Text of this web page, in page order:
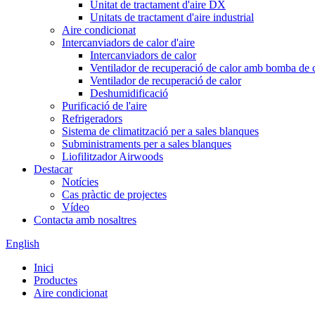
Unitat de tractament d'aire DX
Unitats de tractament d'aire industrial
Aire condicionat
Intercanviadors de calor d'aire
Intercanviadors de calor
Ventilador de recuperació de calor amb bomba de
Ventilador de recuperació de calor
Deshumidificació
Purificació de l'aire
Refrigeradors
Sistema de climatització per a sales blanques
Subministraments per a sales blanques
Liofilitzador Airwoods
Destacar
Notícies
Cas pràctic de projectes
Vídeo
Contacta amb nosaltres
English
Inici
Productes
Aire condicionat